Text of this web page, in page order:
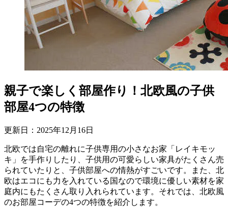
親子で楽しく部屋作り！北欧風の子供
部屋4つの特徴
更新日： 2025年12 月 16日
北欧では自宅の離れに子供専用の小さなお家「レイキモッ
キ」を手作りしたり、子供用の可愛らしい家具がたくさん売
られていたりと、子供部屋への情熱がすごいです。また、北
欧はエコにも力を入れている国なので環境に優しい素材を家
庭内にもたくさん取り入れられています。それでは、北欧風
のお部屋コーデの4つの特徴を紹介します。